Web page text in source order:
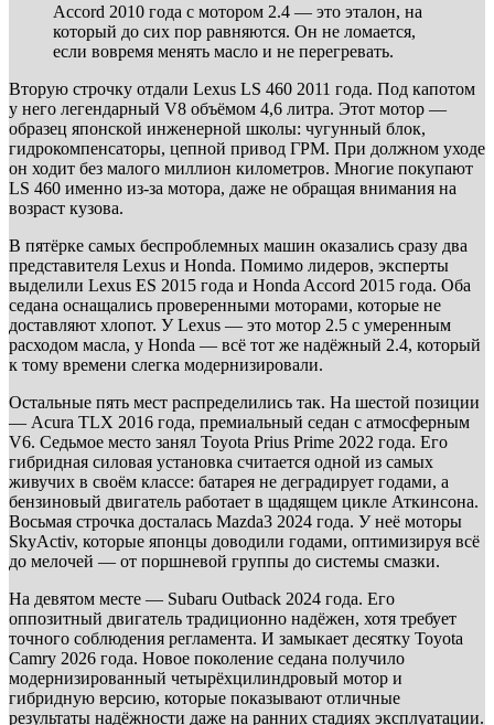
Accord 2010 года с мотором 2.4 — это эталон, на
который до сих пор равняются. Он не ломается,
если вовремя менять масло и не перегревать.
Вторую строчку отдали Lexus LS 460 2011 года. Под капотом
у него легендарный V8 объёмом 4,6 литра. Этот мотор —
образец японской инженерной школы: чугунный блок,
гидрокомпенсаторы, цепной привод ГРМ. При должном уходе
он ходит без малого миллион километров. Многие покупают
LS 460 именно из-за мотора, даже не обращая внимания на
возраст кузова.
В пятёрке самых беспроблемных машин оказались сразу два
представителя Lexus и Honda. Помимо лидеров, эксперты
выделили Lexus ES 2015 года и Honda Accord 2015 года. Оба
седана оснащались проверенными моторами, которые не
доставляют хлопот. У Lexus — это мотор 2.5 с умеренным
расходом масла, у Honda — всё тот же надёжный 2.4, который
к тому времени слегка модернизировали.
Остальные пять мест распределились так. На шестой позиции
— Acura TLX 2016 года, премиальный седан с атмосферным
V6. Седьмое место занял Toyota Prius Prime 2022 года. Его
гибридная силовая установка считается одной из самых
живучих в своём классе: батарея не деградирует годами, а
бензиновый двигатель работает в щадящем цикле Аткинсона.
Восьмая строчка досталась Mazda3 2024 года. У неё моторы
SkyActiv, которые японцы доводили годами, оптимизируя всё
до мелочей — от поршневой группы до системы смазки.
На девятом месте — Subaru Outback 2024 года. Его
оппозитный двигатель традиционно надёжен, хотя требует
точного соблюдения регламента. И замыкает десятку Toyota
Camry 2026 года. Новое поколение седана получило
модернизированный четырёхцилиндровый мотор и
гибридную версию, которые показывают отличные
результаты надёжности даже на ранних стадиях эксплуатации.